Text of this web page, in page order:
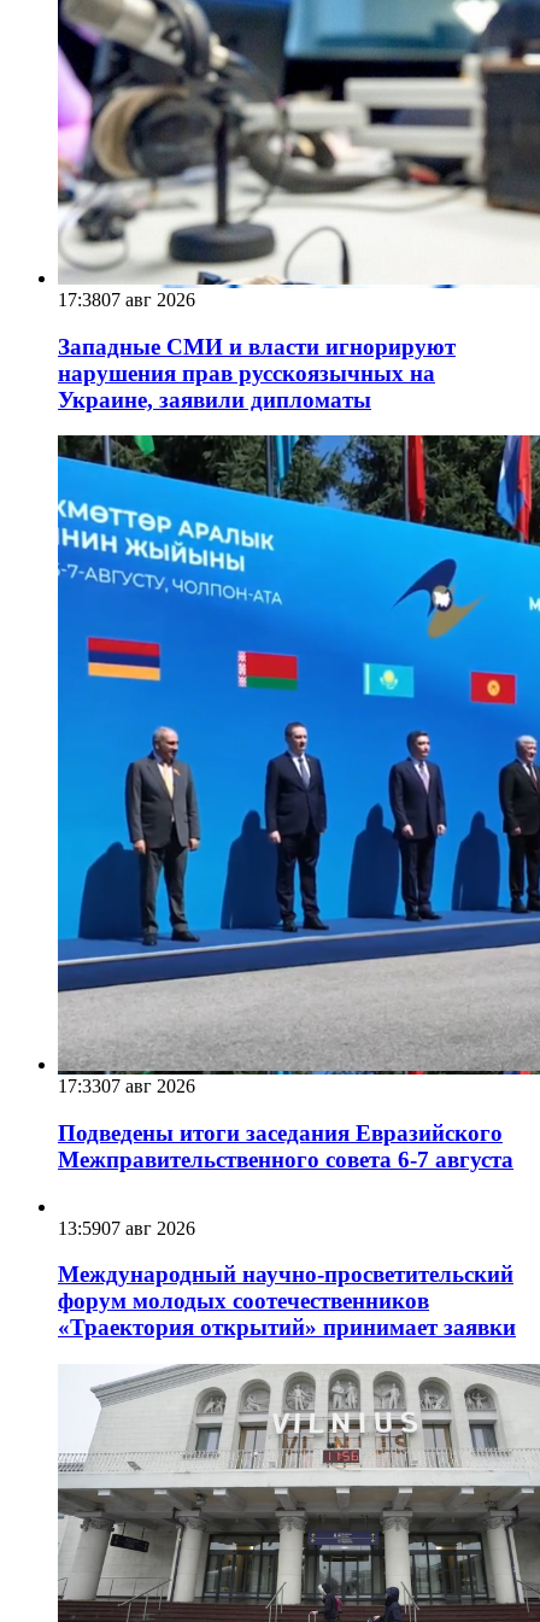
17:3807 авг 2026
Западные СМИ и власти игнорируют
нарушения прав русскоязычных на
Украине, заявили дипломаты
17:3307 авг 2026
Подведены итоги заседания Евразийского
Межправительственного совета 6-7 августа
13:5907 авг 2026
Международный научно-просветительский
форум молодых соотечественников
«Траектория открытий» принимает заявки